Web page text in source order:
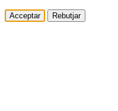
Acceptar Rebutjar